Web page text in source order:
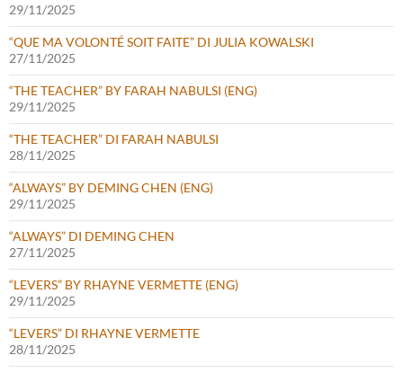
29/11/2025
“QUE MA VOLONTÉ SOIT FAITE” DI JULIA KOWALSKI
27/11/2025
“THE TEACHER” BY FARAH NABULSI (ENG)
29/11/2025
“THE TEACHER” DI FARAH NABULSI
28/11/2025
“ALWAYS” BY DEMING CHEN (ENG)
29/11/2025
“ALWAYS” DI DEMING CHEN
27/11/2025
“LEVERS” BY RHAYNE VERMETTE (ENG)
29/11/2025
“LEVERS” DI RHAYNE VERMETTE
28/11/2025